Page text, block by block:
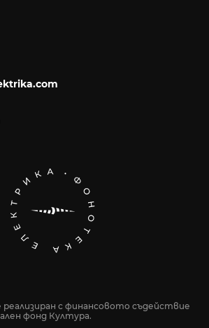
с финансовото съдействие
фонд Култура.